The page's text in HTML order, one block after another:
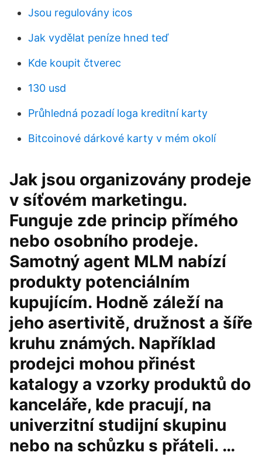
Jsou regulovány icos
Jak vydělat peníze hned teď
Kde koupit čtverec
130 usd
Průhledná pozadí loga kreditní karty
Bitcoinové dárkové karty v mém okolí
Jak jsou organizovány prodeje
v síťovém marketingu.
Funguje zde princip přímého
nebo osobního prodeje.
Samotný agent MLM nabízí
produkty potenciálním
kupujícím. Hodně záleží na
jeho asertivitě, družnost a šíře
kruhu známých. Například
prodejci mohou přinést
katalogy a vzorky produktů do
kanceláře, kde pracují, na
univerzitní studijní skupinu
nebo na schůzku s přáteli. …